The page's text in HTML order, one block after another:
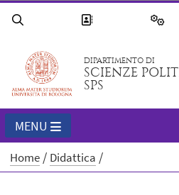
DIPARTIMENTO DI
SCIENZE
SPS
MENU
Home Didattica